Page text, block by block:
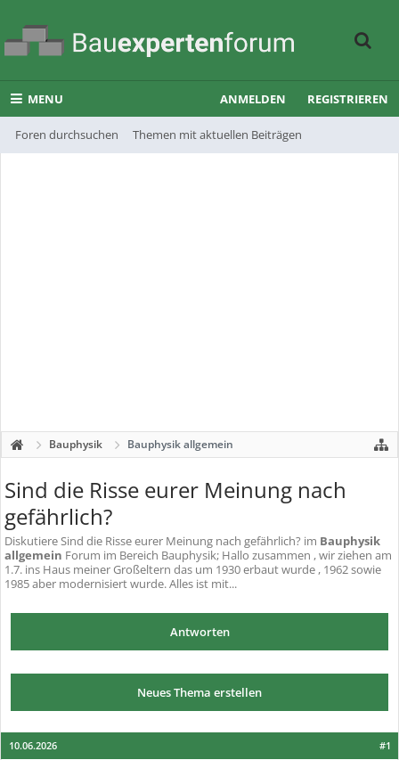
MENU
Foren durchsuchen Themen mit aktuellen Beiträgen
ANMELDEN REGISTRIEREN
Bauphysik Bauphysik allgemein
Sind die Risse eurer Meinung nach
gefährlich?
DiskutiereSind die Risse eurer Meinung nach gefährlich? im Bauphysik
allgemein Forum im Bereich Bauphysik; Hallo zusammen , wir ziehen am
1.7. ins Haus meiner Großeltern das um 1930 erbaut wurde , 1962 sowie
1985 aber modernisiert wurde. Alles ist mit...
Antworten
Neues Thema erstellen
#1
10.06.2026